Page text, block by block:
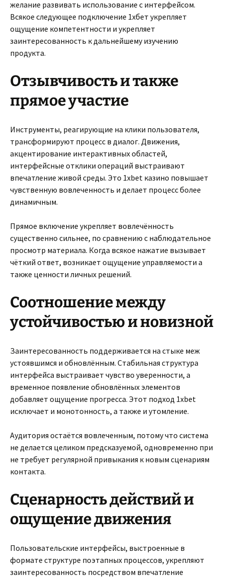
желание развивать использование с интерфейсом.
Всякое следующее подключение 1хбет укрепляет
ощущение компетентности и укрепляет
заинтересованность к дальнейшему изучению
продукта.
Отзывчивость и также
прямое участие
Инструменты, реагирующие на клики пользователя,
трансформируют процесс в диалог. Движения,
акцентирование интерактивных областей,
интерфейсные отклики операций выстраивают
впечатление живой среды. Это 1xbet казино повышает
чувственную вовлеченность и делает процесс более
динамичным.
Прямое включение укрепляет вовлечённость
существенно сильнее, по сравнению с наблюдательное
просмотр материала. Когда всякое нажатие вызывает
чёткий ответ, возникает ощущение управляемости а
также ценности личных решений.
Соотношение между
устойчивостью и новизной
Заинтересованность поддерживается на стыке меж
устоявшимся и обновлённым. Стабильная структура
интерфейса выстраивает чувство уверенности, а
временное появление обновлённых элементов
добавляет ощущение прогресса. Этот подход 1xbet
исключает и монотонность, а также и утомление.
Аудитория остаётся вовлеченным, потому что система
не делается целиком предсказуемой, одновременно при
не требует регулярной привыкания к новым сценариям
контакта.
Сценарность действий и
ощущение движения
Пользовательские интерфейсы, выстроенные в
формате структуре поэтапных процессов, укрепляют
заинтересованность посредством впечатление